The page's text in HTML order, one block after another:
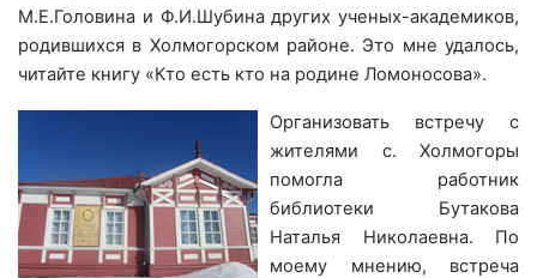
М.Е.Головина и Ф.И.Шубина других ученых-академиков,
родившихся в Холмогорском районе. Это мне удалось,
читайте книгу «Кто есть кто на родине Ломоносова».
Организовать встречу с
жителями с. Холмогоры
помогла работник
библиотеки Бутакова
Наталья Николаевна. По
моему мнению, встреча